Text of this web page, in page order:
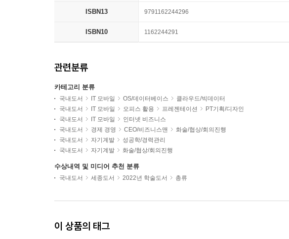
ISBN13 9791162244296
ISBN10 1162244291
관련분류
카테고리 분류
국내도서 IT 모바일 OS/데이터베이스
클라우드/빅데이터
국내도서
IT 모바일 오피스 활용 프레젠테이션
PT기획/디자인
국내도서
IT 모바일
인터넷 비즈니스
국내도서
경제 경영 CEO/비즈니스맨
화술/협상/회의진행
국내도서
자기계발
성공학/경력관리
국내도서
자기계발 화술/협상/회의진행
수상내역 및 미디어 추천 분류
국내도서 세종도서 2022년 학술도서 총류
이 상품의 태그